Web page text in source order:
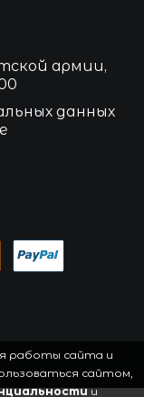
армии,
данных
работы сайта и
сайтом,
и